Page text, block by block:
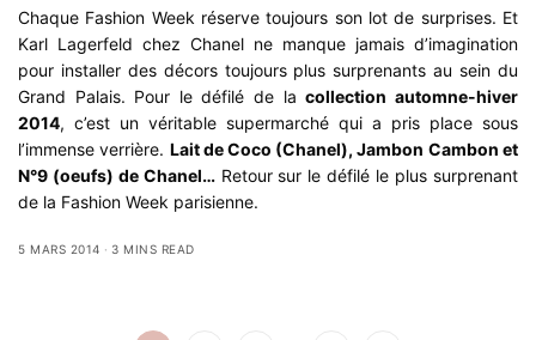
Chaque Fashion Week réserve toujours son lot de surprises. Et
Karl Lagerfeld chez Chanel ne manque jamais d’imagination
pour installer des décors toujours plus surprenants au sein du
Grand Palais. Pour le défilé de lacollection automne-hiver
2014, c’est un véritable supermarché qui a pris place sous
l’immense verrière. Lait de Coco (Chanel), Jambon Cambon et
N°9 (oeufs) de Chanel…Retour sur le défilé le plus surprenant
de la Fashion Week parisienne.
5 MARS 2014 3 MINS READ